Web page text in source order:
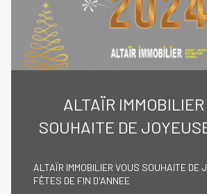
ALTAÏR
SOUHAITE DE
ALTAÏR IMMOBILIER VOUS SOUHAITE DE
FÊTES DE FIN D'ANNEE